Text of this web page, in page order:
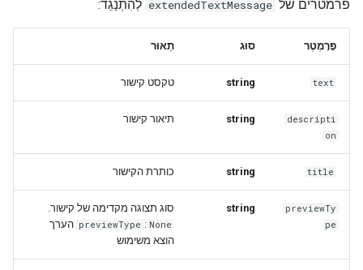
פרמטרים של extendedTextMessage לְהִתְנַגֵד:
פָּרָמֶטֶר סוּג תֵאוּר
text
string טקסט קישור
descripti
on
string תיאור קישור
title
string כותרת הקישור
previewTy
pe
string סוג תצוגה מקדימה של קישור.
previewType : None
הערך
הוצא משימוש